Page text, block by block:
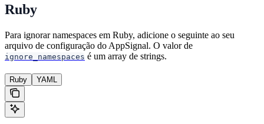
Ruby
Para ignorar namespaces em Ruby, adicione o seguinte ao seu
arquivo de configuração do AppSignal. O valor de
ignore_namespaces é um array de strings.
Ruby YAML